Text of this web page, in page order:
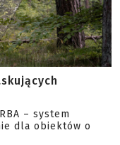
– system
dla obiektów o